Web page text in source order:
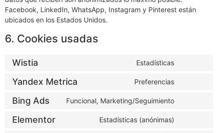
Facebook, LinkedIn, WhatsApp, Instagram y Pinterest están
ubicados en los Estados Unidos.
6. Cookies usadas
Wistia Estadísticas
Yandex Metrica Preferencias
Bing Ads Funcional, Marketing/Seguimiento
Elementor Estadísticas (anónimas)